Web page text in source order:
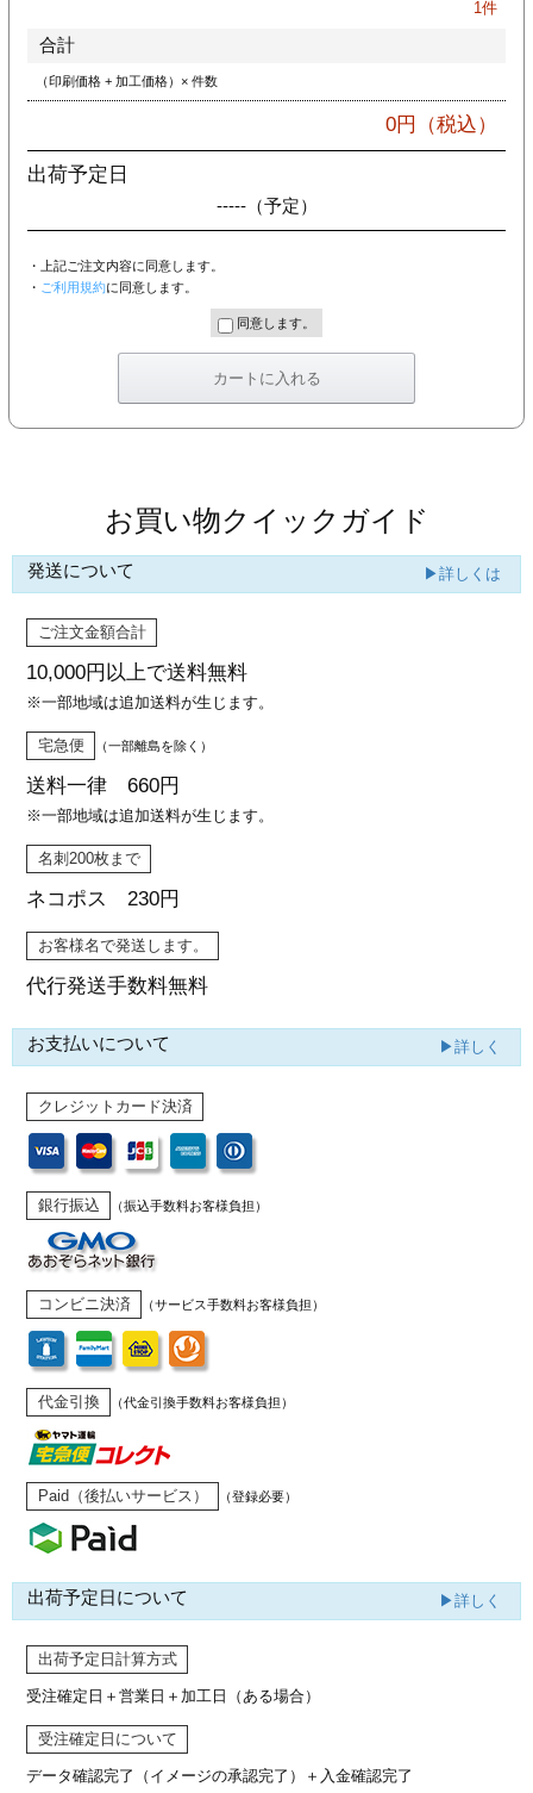
1件
合計
（印刷価格 + 加工価格）× 件数
0円（税込）
出荷予定日
-----（予定）
・上記ご注文内容に同意します。
・ ご利用規約に同意します。
同意します。
お買い物クイックガイド
発送について ▶詳しくは
ご注文金額合計
10,000円以上で送料無料
※一部地域は追加送料が生じます。
宅急便 （一部離島を除く）
送料一律 660円
※一部地域は追加送料が生じます。
名刺200枚まで
ネコポス 230円
お客様名で発送します。
代行発送手数料無料
お支払いについて ▶詳しく
クレジットカード決済
銀行振込 （振込手数料お客様負担）
コンビニ決済 （サービス手数料お客様負担）
代金引換 （代金引換手数料お客様負担）
Paid（後払いサービス） （登録必要）
出荷予定日について ▶詳しく
出荷予定日計算方式
受注確定日＋営業日＋加工日（ある場合）
受注確定日について
データ確認完了（イメージの承認完了） ＋入金確認完了